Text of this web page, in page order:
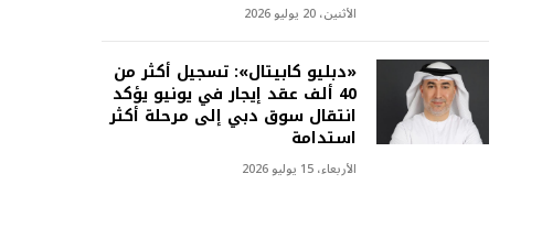
الأثنين، 20 يوليو 2026
«دبليو كابيتال»: تسجيل أكثر من
40 ألف عقد إيجار في يونيو يؤكد
انتقال سوق دبي إلى مرحلة أكثر
استدامة
الأربعاء، 15 يوليو 2026